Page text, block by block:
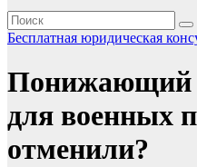
Бесплатная юридическая
Понижающий
для военных
отменили?